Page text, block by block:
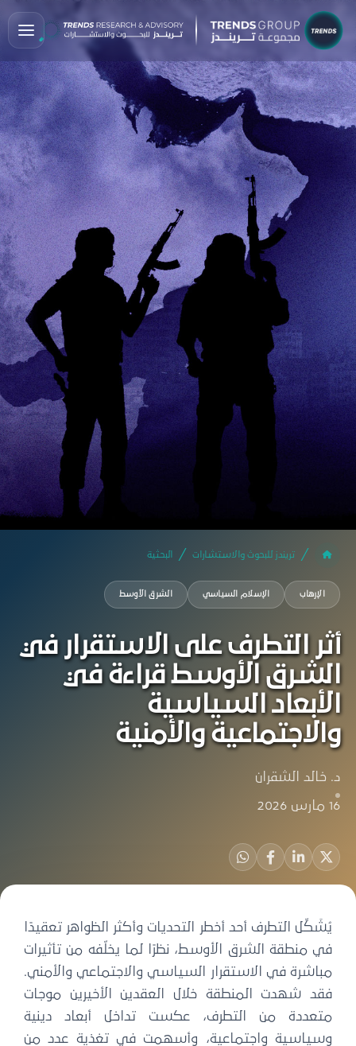
تريندز للبحوث والاستشارات البحثية
الإرهاب الإسلام السياسي الشرق الأوسط
أثر التطرف على الاستقرار في
الشرق الأوسط قراءة في
الأبعاد السياسية
والاجتماعية والأمنية
د. خالد الشقران
16 مارس 2026
يُشَكِّل التطرف أحد أخطر التحديات وأكثر الظواهر تعقيدًا
في منطقة الشرق الأوسط، نظرًا لما يخلّفه من تأثيرات
مباشرة في الاستقرار السياسي والاجتماعي والأمني.
فقد شهدت المنطقة خلال العقدين الأخيرين موجات
متعددة من التطرف، عكست تداخل أبعاد دينية
وسياسية واجتماعية، وأسهمت في تغذية عدد من